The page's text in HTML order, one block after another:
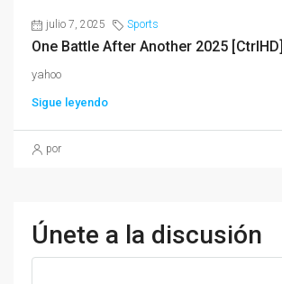
julio 7, 2025 Sports
One Battle After Another 2025 [CtrlHD]
yahoo
Sigue leyendo
por
Únete a la discusión